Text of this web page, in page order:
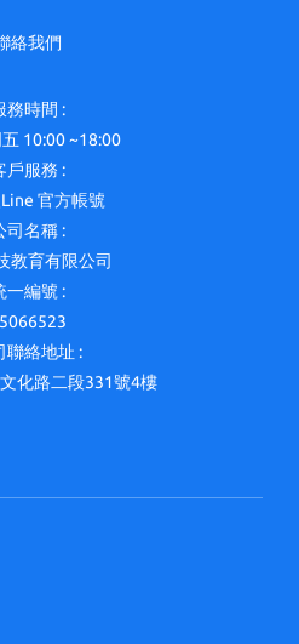
絡我們
務時間 :
10:00 ~18:00
戶服務 :
官方帳號
司名稱 :
教育有限公司
一編號 :
聯絡地址 :
化路二段331號4樓